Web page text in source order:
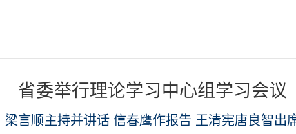
省委举行理论学习中心组学习会议
梁言顺主持并讲话 信春鹰作报告 王清宪唐良智出